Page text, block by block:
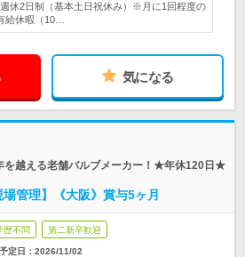
休2日制（基本土日祝休み）※月に1回程度の
給休暇（10…
気になる
を越える老舗バルブメーカー！★年休120日★
管理】《大阪》賞与5ヶ月
歴不問 第二新卒歓迎
定日： 2026/11/02